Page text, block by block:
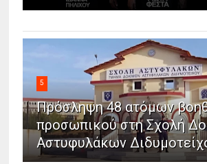
5
Πρόσληψη 48 ατόμων
προσωπικού στη Σχολή
Αστυφυλάκων